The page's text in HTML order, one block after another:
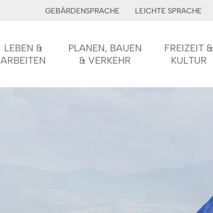
GEBÄRDENSPRACHE LEICHTE SPRACHE
LEBEN &
ARBEITEN
PLANEN, BAUEN
& VERKEHR
FREIZEIT &
KULTUR